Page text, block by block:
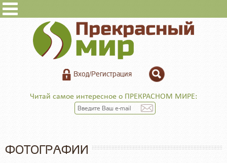
Вход/Регистрация
Читай самое интересное о ПРЕКРАСНОМ МИРЕ:
ФОТОГРАФИИ